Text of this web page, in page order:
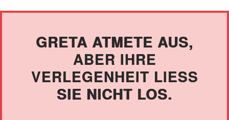
GRETA ATMETE AUS,
ABER IHRE
VERLEGENHEIT LIESS S
IE NICHT LOS.